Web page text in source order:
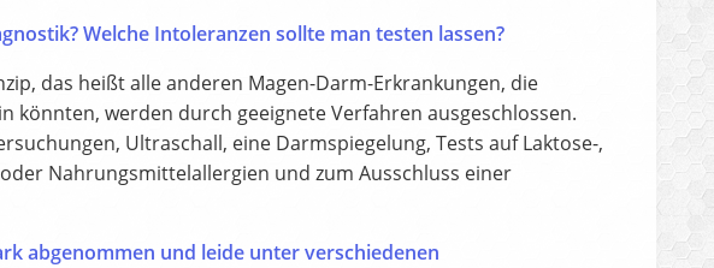
Welche Intoleranzen sollte man testen lassen?
das heißt alle anderen Magen-Darm-Erkrankungen, die
könnten, werden durch geeignete Verfahren ausgeschlossen.
Ultraschall, eine Darmspiegelung, Tests auf Laktose-,
Nahrungsmittelallergien und zum Ausschluss einer
abgenommen und leide unter verschiedenen